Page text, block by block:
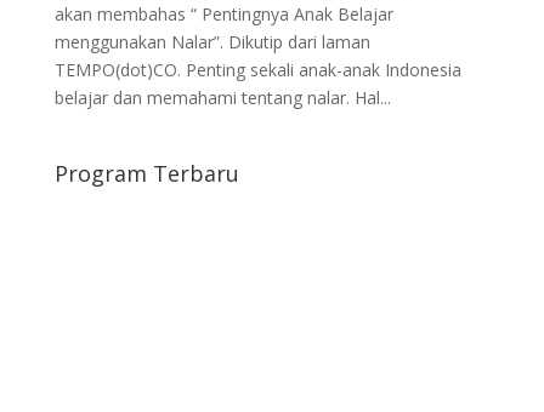
akan membahas “ Pentingnya Anak Belajar
menggunakan Nalar”. Dikutip dari laman
TEMPO(dot)CO. Penting sekali anak-anak Indonesia
belajar dan memahami tentang nalar. Hal...
Program Terbaru